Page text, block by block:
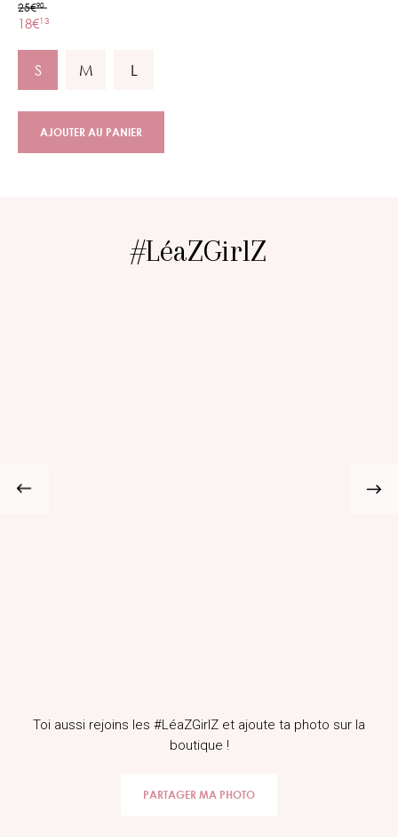
25€90
18€13
S M L
AJOUTER AU PANIER
#LéaZGirlZ
Toi aussi rejoins les #LéaZGirlZ et ajoute ta photo sur la
boutique !
PARTAGER MA PHOTO